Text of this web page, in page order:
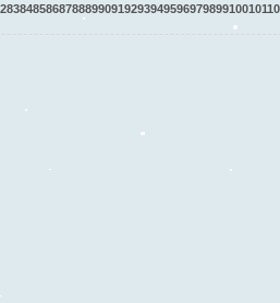
8384858687888990919293949596979899100101